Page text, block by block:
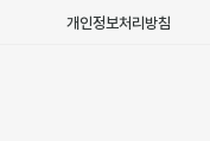
개인정보처리방침